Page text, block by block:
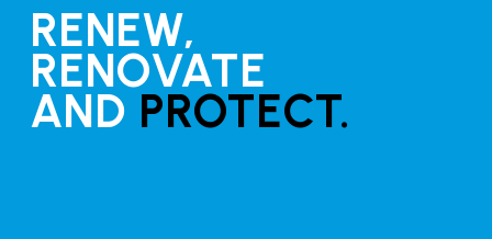
RENEW,
RENOVATE
AND PROTECT.